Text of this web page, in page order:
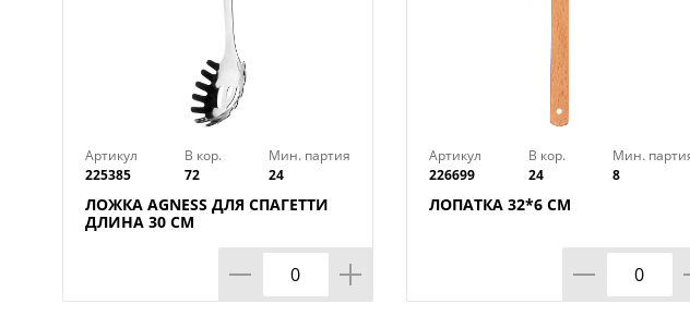
Артикул
225385
В кор.
72
Мин. партия
24
ЛОЖКА AGNESS ДЛЯ СПАГЕТТИ
ДЛИНА 30 СМ
Артикул
226699
В кор.
24
Мин.
8
ЛОПАТКА 32*6 СМ